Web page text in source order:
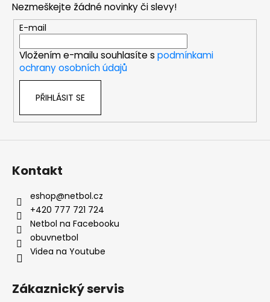
Nezmeškejte žádné novinky či slevy!
E-mail
Vložením e-mailu souhlasíte s podmínkami
ochrany osobních údajů
PŘIHLÁSIT SE
Kontakt
eshop@netbol.cz
+420 777 721 724
Netbol na Facebooku
obuvnetbol
Videa na Youtube
Zákaznický servis